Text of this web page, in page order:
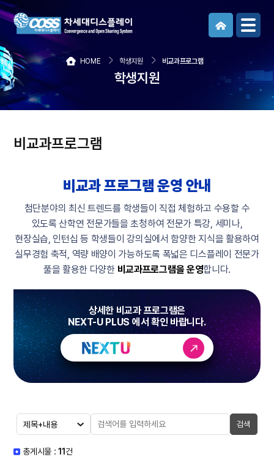
메뉴보기
HOME 학생지원 비교과프로그램
학생지원
비교과프로그램
비교과 프로그램 운영 안내
첨단분야의 최신 트렌드를 학생들이 직접 체험하고 수용할 수
있도록 산학연 전문가들을 초청하여 전문가 특강, 세미나,
현장실습, 인턴십 등 학생들이 강의실에서 함양한 지식을 활용하여
실무경험 축적, 역량 배양이 가능하도록 폭넓은 디스플레이 전문가
풀을 활용한 다양한 비교과프로그램을 운영합니다.
상세한 비교과 프로그램은
NEXT-U PLUS 에서 확인 바랍니다.
총게시물 :11 건
검색